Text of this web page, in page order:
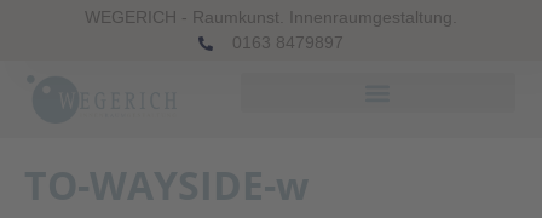
WEGERICH - Raumkunst. Innenraumgestaltung.
0163 8479897